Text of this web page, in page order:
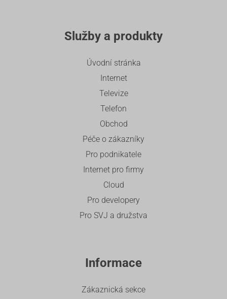
Služby a produkty
Úvodní stránka
Internet
Televize
Telefon
Obchod
Péče o zákazníky
Pro podnikatele
Internet pro firmy
Cloud
Pro developery
Pro SVJ a družstva
Informace
Zákaznická sekce